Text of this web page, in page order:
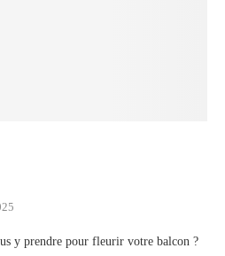
y prendre pour fleurir votre balcon ?